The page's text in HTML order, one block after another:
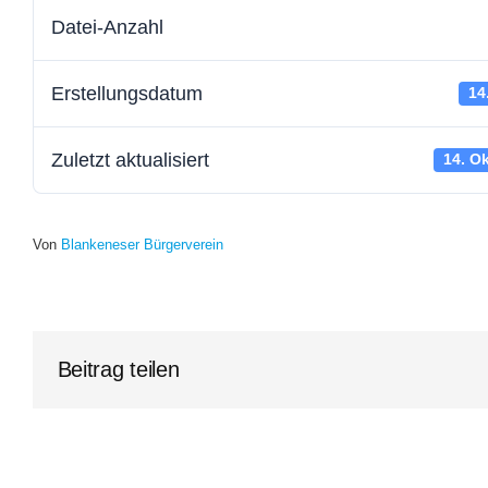
Datei-Anzahl
Erstellungsdatum
Zuletzt aktualisiert 14.
Von Blankeneser Bürgerverein
Beitrag teilen